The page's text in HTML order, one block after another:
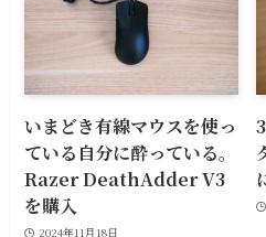
いまどき有線マウスを使っ
ている自分に酔っている。
Razer DeathAdder V3
を購入
2024年11月18日